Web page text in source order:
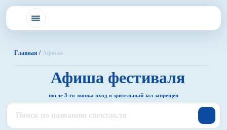
Главная / Афиша
Афиша фестиваля
после 3-го звонка вход в зрительный зал запрещен